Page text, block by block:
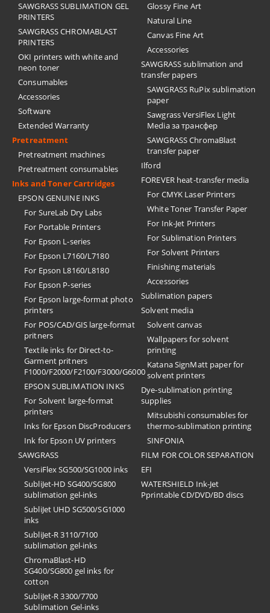
SAWGRASS SUBLIMATION GEL
PRINTERS
SAWGRASS CHROMABLAST
PRINTERS
OKI printers with white and
neon toner
Consumables
Accessories
Software
Extended Warranty
Pretreatment
Pretreatment machines
Pretreatment consumables
Inks and Toner Cartridges
EPSON GENUINE INKS
For SureLab Dry Labs
For Portable Printers
For Epson L-series
For Epson L7160/L7180
For Epson L8160/L8180
For Epson P-series
For Epson large-format photo
printers
For POS/CAD/GIS large-format
pritners
Textile inks for Direct-to-
Garment pritners
F1000/F2000/F2100/F3000/G6000
EPSON SUBLIMATION INKS
For Solvent large-format
printers
Inks for Epson DiscProducers
Ink for Epson UV printers
SAWGRASS
VersiFlex SG500/SG1000 inks
SubliJet-HD SG400/SG800
sublimation gel-inks
SubliJet UHD SG500/SG1000
inks
SubliJet-R 3110/7100
sublimation gel-inks
ChromaBlast-HD
SG400/SG800 gel inks for
cotton
SubliJet-R 3300/7700
Sublimation Gel-inks
Glossy Fine Art
Natural Line
Canvas Fine Art
Accessories
SAWGRASS sublimation and
transfer papers
SAWGRASS RuPix sublimation
paper
Sawgrass VersiFlex Light
Media за трансфер
SAWGRASS ChromaBlast
transfer paper
Ilford
FOREVER heat-transfer media
For CMYK Laser Printers
White Toner Transfer Paper
For Ink-Jet Printers
For Sublimation Printers
For Solvent Printers
Finishing materials
Accessories
Sublimation papers
Solvent media
Solvent canvas
Wallpapers for solvent
printing
Katana SignMatt paper for
solvent printers
Dye-sublimation printing
supplies
Mitsubishi consumables for
thermo-sublimation printing
SINFONIA
FILM FOR COLOR SEPARATION
EFI
​WATERSHIELD Ink-Jet
Pprintable CD/DVD/BD discs